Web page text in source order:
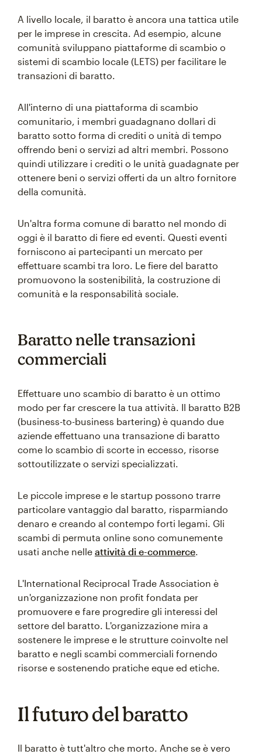
A livello locale, il baratto è ancora una tattica utile
per le imprese in crescita. Ad esempio, alcune
comunità sviluppano piattaforme di scambio o
sistemi di scambio locale (LETS) per facilitare le
transazioni di baratto.
All'interno di una piattaforma di scambio
comunitario, i membri guadagnano dollari di
baratto sotto forma di crediti o unità di tempo
offrendo beni o servizi ad altri membri. Possono
quindi utilizzare i crediti o le unità guadagnate per
ottenere beni o servizi offerti da un altro fornitore
della comunità.
Un'altra forma comune di baratto nel mondo di
oggi è il baratto di fiere ed eventi. Questi eventi
forniscono ai partecipanti un mercato per
effettuare scambi tra loro. Le fiere del baratto
promuovono la sostenibilità, la costruzione di
comunità e la responsabilità sociale.
Baratto nelle transazioni
commerciali
Effettuare uno scambio di baratto è un ottimo
modo per far crescere la tua attività. Il baratto B2B
(business-to-business bartering) è quando due
aziende effettuano una transazione di baratto
come lo scambio di scorte in eccesso, risorse
sottoutilizzate o servizi specializzati.
Le piccole imprese e le startup possono trarre
particolare vantaggio dal baratto, risparmiando
denaro e creando al contempo forti legami. Gli
scambi di permuta online sono comunemente
usati anche nelle attività di e-commerce.
L'International Reciprocal Trade Association è
un'organizzazione non profit fondata per
promuovere e fare progredire gli interessi del
settore del baratto. L'organizzazione mira a
sostenere le imprese e le strutture coinvolte nel
baratto e negli scambi commerciali fornendo
risorse e sostenendo pratiche eque ed etiche.
Il futuro del baratto
Il baratto è tutt'altro che morto. Anche se è vero